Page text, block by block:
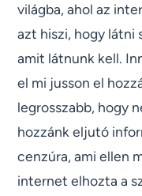
világba, ahol az
azt hiszi, hogy látni
amit látnunk kell.
el mi jusson el
legrosszabb, hogy
hozzánk eljutó
cenzúra, ami ellen
internet elhozta a